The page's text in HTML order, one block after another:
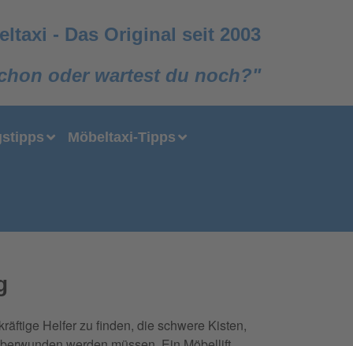
- Das Original seit 2003
oder wartest du noch?"
Möbeltaxi-Tipps
Helfer zu finden, die schwere Kisten,